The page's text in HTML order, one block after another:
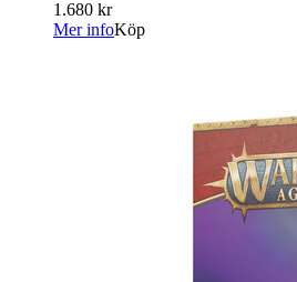
1.680 kr
Mer infoKöp